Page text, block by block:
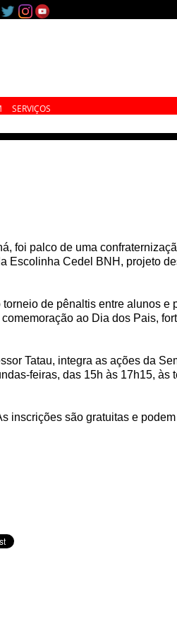
SERVIÇOS
foi palco de uma
Escolinha Cedel BNH, projeto
de pênaltis entre alunos e
ao Dia dos Pais,
Tatau, integra as ações da
feiras, das 15h às 17h15, às
inscrições são gratuitas e